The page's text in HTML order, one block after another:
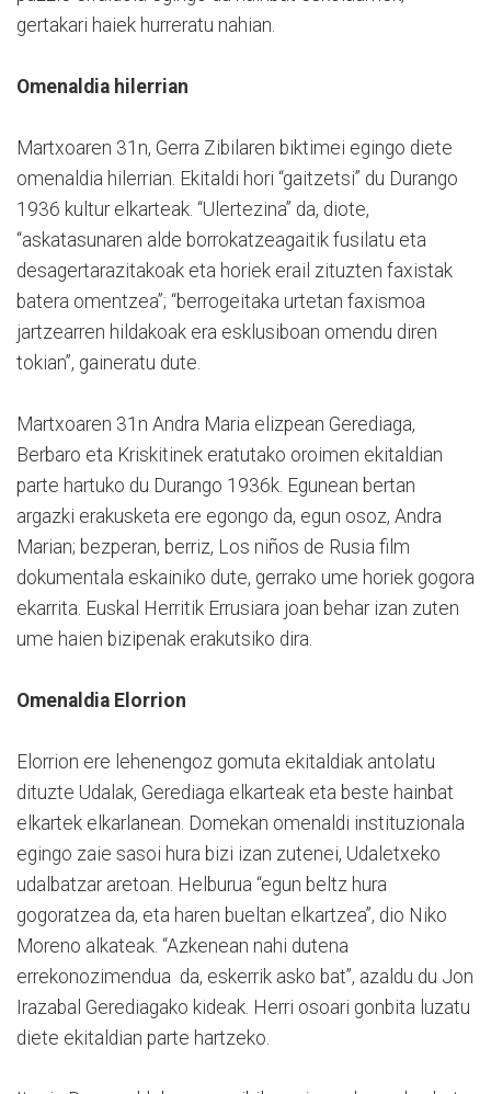
gertakari haiek hurreratu nahian.
Omenaldia hilerrian
Martxoaren 31n, Gerra Zibilaren biktimei egingo diete
omenaldia hilerrian. Ekitaldi hori “gaitzetsi” du Durango
1936 kultur elkarteak. “Ulertezina” da, diote,
“askatasunaren alde borrokatzeagaitik fusilatu eta
desagertarazitakoak eta horiek erail zituzten faxistak
batera omentzea”; “berrogeitaka urtetan faxismoa
jartzearren hildakoak era esklusiboan omendu diren
tokian”, gaineratu dute.
Martxoaren 31n Andra Maria elizpean Gerediaga,
Berbaro eta Kriskitinek eratutako oroimen ekitaldian
parte hartuko du Durango 1936k. Egunean bertan
argazki erakusketa ere egongo da, egun osoz, Andra
Marian; bezperan, berriz, Los niños de Rusia film
dokumentala eskainiko dute, gerrako ume horiek gogora
ekarrita. Euskal Herritik Errusiara joan behar izan zuten
ume haien bizipenak erakutsiko dira.
Omenaldia Elorrion
Elorrion ere lehenengoz gomuta ekitaldiak antolatu
dituzte Udalak, Gerediaga elkarteak eta beste hainbat
elkartek elkarlanean. Domekan omenaldi instituzionala
egingo zaie sasoi hura bizi izan zutenei, Udaletxeko
udalbatzar aretoan. Helburua “egun beltz hura
gogoratzea da, eta haren bueltan elkartzea”, dio Niko
Moreno alkateak. “Azkenean nahi dutena
errekonozimendua da, eskerrik asko bat”, azaldu du Jon
Irazabal Gerediagako kideak. Herri osoari gonbita luzatu
diete ekitaldian parte hartzeko.